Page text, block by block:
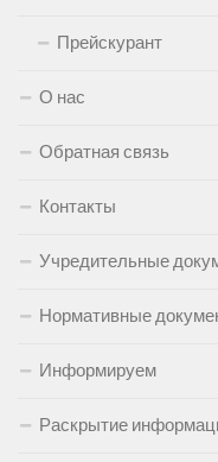
Прейскурант
О нас
Обратная связь
Контакты
Учредительные
Нормативные
Информируем
Раскрытие